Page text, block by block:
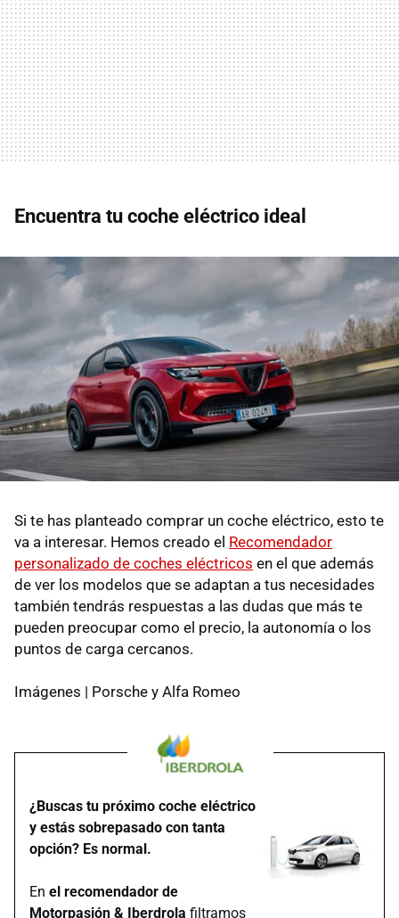
Encuentra tu coche eléctrico ideal
Si te has planteado comprar un coche eléctrico, esto te
va a interesar. Hemos creado el Recomendador
personalizado de coches eléctricos en el que además
de ver los modelos que se adaptan a tus necesidades
también tendrás respuestas a las dudas que más te
pueden preocupar como el precio, la autonomía o los
puntos de carga cercanos.
Imágenes | Porsche y Alfa Romeo
¿Buscas tu próximo coche eléctrico
y estás sobrepasado con tanta
opción? Es normal.
En el recomendador de
Motorpasión & Iberdrola filtramos